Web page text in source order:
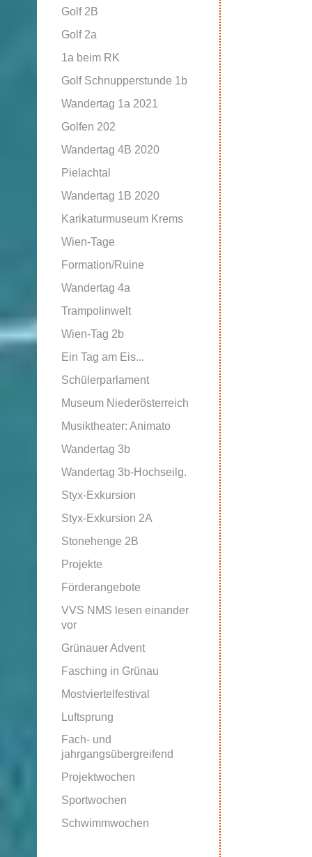
Golf 2B
Golf 2a
1a beim RK
Golf Schnupperstunde 1b
Wandertag 1a 2021
Golfen 202
Wandertag 4B 2020
Pielachtal
Wandertag 1B 2020
Karikaturmuseum Krems
Wien-Tage
Formation/Ruine
Wandertag 4a
Trampolinwelt
Wien-Tag 2b
Ein Tag am Eis...
Schülerparlament
Museum Niederösterreich
Musiktheater: Animato
Wandertag 3b
Wandertag 3b-Hochseilg.
Styx-Exkursion
Styx-Exkursion 2A
Stonehenge 2B
Projekte
Förderangebote
VVS NMS lesen einander
vor
Grünauer Advent
Fasching in Grünau
Mostviertelfestival
Luftsprung
Fach- und
jahrgangsübergreifend
Projektwochen
Sportwochen
Schwimmwochen